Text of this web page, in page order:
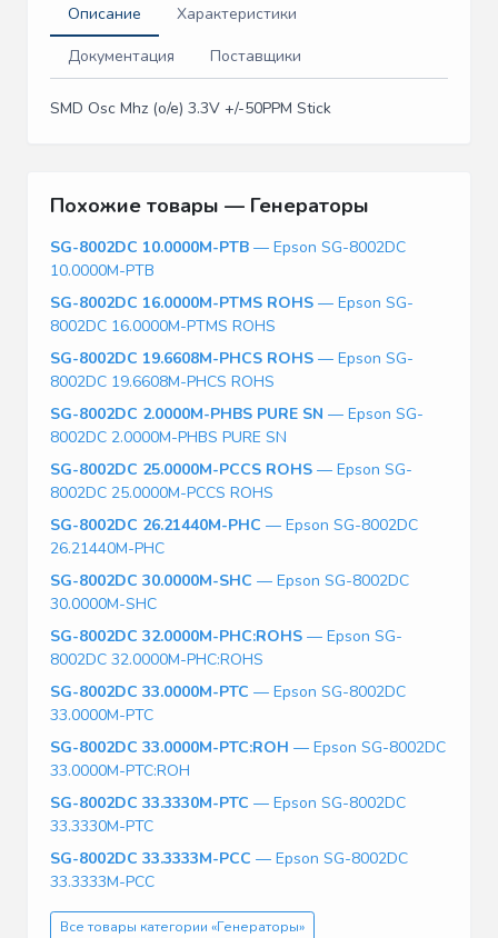
Описание
Характеристики
Документация
Поставщики
SMD Osc Mhz (o/e) 3.3V +/-50PPM Stick
Похожие товары — Генераторы
SG-8002DC 10.0000M-PTB — Epson SG-8002DC
10.0000M-PTB
SG-8002DC 16.0000M-PTMS ROHS — Epson SG-
8002DC 16.0000M-PTMS ROHS
SG-8002DC 19.6608M-PHCS ROHS — Epson SG-
8002DC 19.6608M-PHCS ROHS
SG-8002DC 2.0000M-PHBS PURE SN — Epson SG-
8002DC 2.0000M-PHBS PURE SN
SG-8002DC 25.0000M-PCCS ROHS — Epson SG-
8002DC 25.0000M-PCCS ROHS
SG-8002DC 26.21440M-PHC — Epson SG-8002DC
26.21440M-PHC
SG-8002DC 30.0000M-SHC — Epson SG-8002DC
30.0000M-SHC
SG-8002DC 32.0000M-PHC:ROHS — Epson SG-
8002DC 32.0000M-PHC:ROHS
SG-8002DC 33.0000M-PTC — Epson SG-8002DC
33.0000M-PTC
SG-8002DC 33.0000M-PTC:ROH — Epson SG-8002DC
33.0000M-PTC:ROH
SG-8002DC 33.3330M-PTC — Epson SG-8002DC
33.3330M-PTC
SG-8002DC 33.3333M-PCC — Epson SG-8002DC
33.3333M-PCC
Все товары категории «Генераторы»